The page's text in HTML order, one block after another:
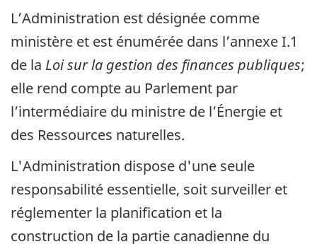
L’Administration est désignée comme
ministère et est énumérée dans l’annexe I.1
de la Loi sur la gestion des finances publiques;
elle rend compte au Parlement par
l’intermédiaire du ministre de l’Énergie et
des Ressources naturelles.
L'Administration dispose d'une seule
responsabilité essentielle, soit surveiller et
réglementer la planification et la
construction de la partie canadienne du